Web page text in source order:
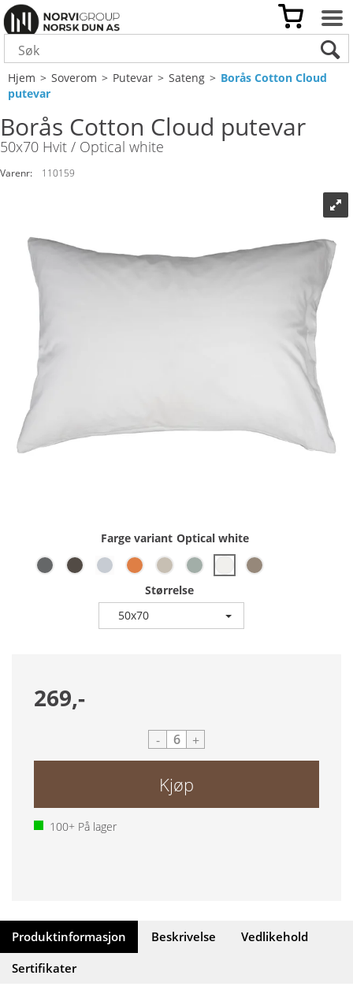
Hjem>Soverom>Putevar>Sateng>Borås Cotton Cloud
putevar
Borås Cotton Cloud putevar
50x70 Hvit / Optical white
Varenr: 110159
Farge variant Optical white
Størrelse
50x70
269,-
- +
Kjøp
100+ På lager
Produktinformasjon Beskrivelse
Vedlikehold
Sertifikater